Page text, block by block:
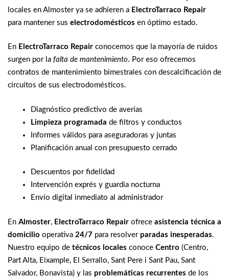
locales en Almoster ya se adhieren a ElectroTarraco Repair
para mantener sus electrodomésticos en óptimo estado.
En ElectroTarraco Repair conocemos que la mayoría de ruidos
surgen por la falta de mantenimiento. Por eso ofrecemos
contratos de mantenimiento bimestrales con descalcificación de
circuitos de sus electrodomésticos.
Diagnóstico predictivo de averías
Limpieza programada de filtros y conductos
Informes válidos para aseguradoras y juntas
Planificación anual con presupuesto cerrado
Descuentos por fidelidad
Intervención exprés y guardia nocturna
Envío digital inmediato al administrador
En Almoster, ElectroTarraco Repair ofrece asistencia técnica a
domicilio operativa 24/7 para resolver paradas inesperadas.
Nuestro equipo de técnicos locales conoce Centro (Centro,
Part Alta, Eixample, El Serrallo, Sant Pere i Sant Pau, Sant
Salvador, Bonavista) y las problemáticas recurrentes de los